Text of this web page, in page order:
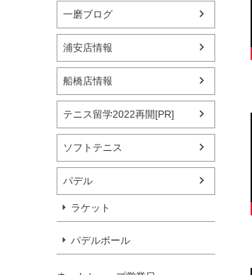
一磨ブログ
浦安店情報
船橋店情報
テニス留学2022再開[PR]
ソフトテニス
パデル
ラケット
パデルボール